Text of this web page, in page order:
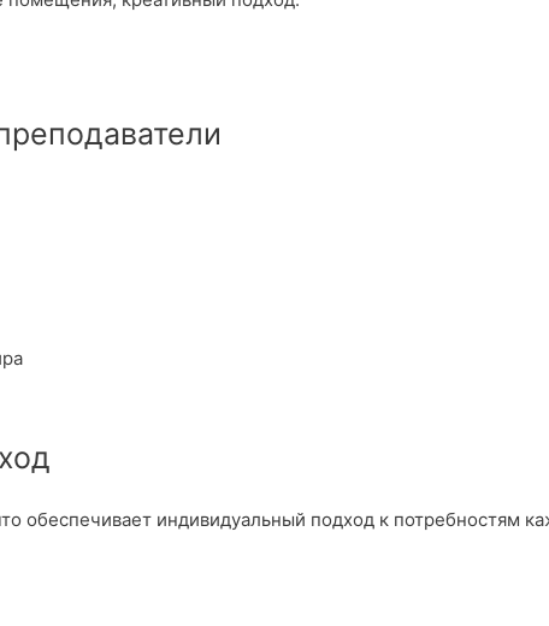
обеспечивает индивидуальный подход к потребностям